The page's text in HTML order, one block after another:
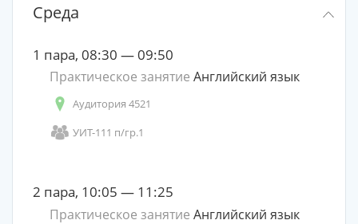
Среда
1 пара, 08:30 — 09:50
Практическое занятие Английский язык
Аудитория 4521
УИТ-111 п/гр.1
2 пара, 10:05 — 11:25
Практическое занятие Английский язык